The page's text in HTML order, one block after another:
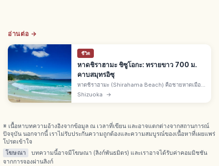
อ่านต่อ →
ชีวิต
หาดชิราฮามะ ชิซูโอกะ: ทรายขาว 700 ม.
คาบสมุทรอิซุ
หาดชิราฮามะ (Shirahama Beach) คือชายหาดเมือง
ชิโมดะใต้ของคาบสมุทรอิซุ จ.ชิซึโอกะ ทรายขาว
Shizuoka →
※ เนื้อหาบทความอ้างอิงจากข้อมูล ณ เวลาที่เขียน และอาจแตกต่างจากสถานการณ์
ปัจจุบัน นอกจากนี้ เราไม่รับประกันความถูกต้องและความสมบูรณ์ของเนื้อหาที่เผยแพร่
โปรดเข้าใจ
โฆษณา
บทความนี้อาจมีโฆษณา (ลิงก์พันธมิตร) และเราอาจได้รับค่าคอมมิชชัน
จากการจองผ่านลิงก์